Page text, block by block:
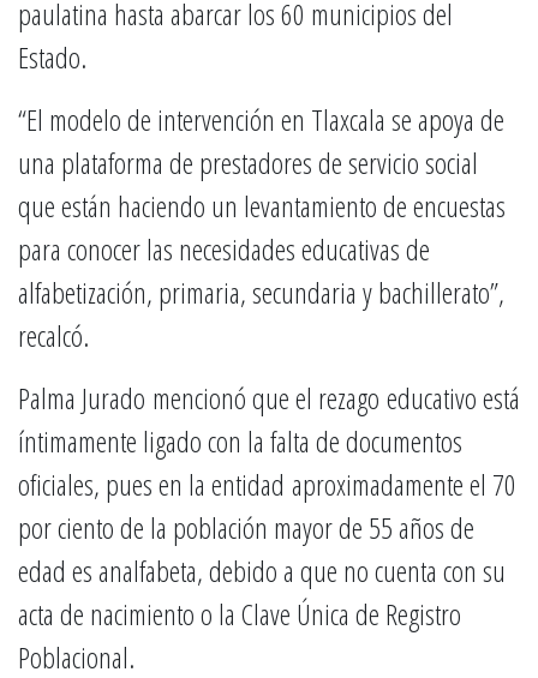
paulatina hasta abarcar los 60 municipios del
Estado.
“El modelo de intervención en Tlaxcala se apoya de
una plataforma de prestadores de servicio social
que están haciendo un levantamiento de encuestas
para conocer las necesidades educativas de
alfabetización, primaria, secundaria y bachillerato”,
recalcó.
Palma Jurado mencionó que el rezago educativo está
íntimamente ligado con la falta de documentos
oficiales, pues en la entidad aproximadamente el 70
por ciento de la población mayor de 55 años de
edad es analfabeta, debido a que no cuenta con su
acta de nacimiento o la Clave Única de Registro
Poblacional.